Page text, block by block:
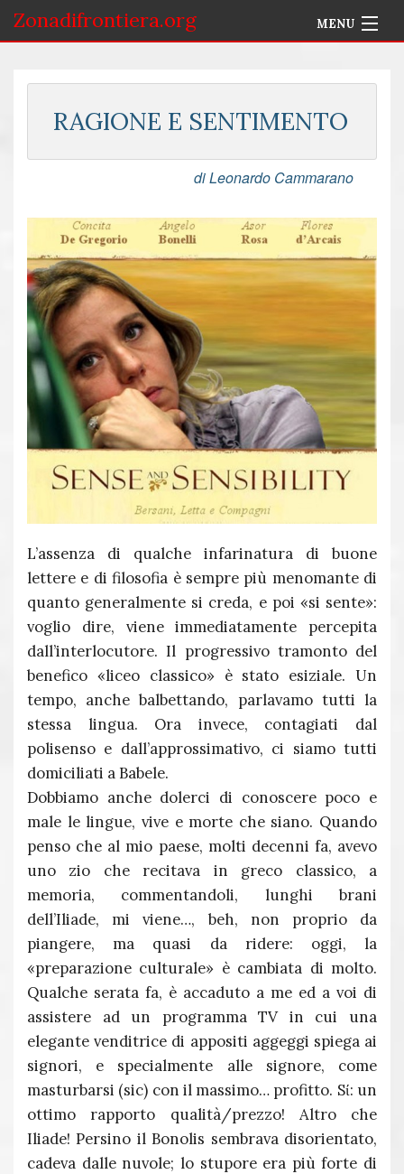
Zonadifrontiera.org MENU
RAGIONE E SENTIMENTO
di Leonardo Cammarano
L’assenza di qualche infarinatura di buone
lettere e di filosofia è sempre più menomante di
quanto generalmente si creda, e poi «si sente»:
voglio dire, viene immediatamente percepita
dall’interlocutore. Il progressivo tramonto del
benefico «liceo classico» è stato esiziale. Un
tempo, anche balbettando, parlavamo tutti la
stessa lingua. Ora invece, contagiati dal
polisenso e dall’approssimativo, ci siamo tutti
domiciliati a Babele.
Dobbiamo anche dolerci di conoscere poco e
male le lingue, vive e morte che siano. Quando
penso che al mio paese, molti decenni fa, avevo
uno zio che recitava in greco classico, a
memoria, commentandoli, lunghi brani
dell’Iliade, mi viene…, beh, non proprio da
piangere, ma quasi da ridere: oggi, la
«preparazione culturale» è cambiata di molto.
Qualche serata fa, è accaduto a me ed a voi di
assistere ad un programma TV in cui una
elegante venditrice di appositi aggeggi spiega ai
signori, e specialmente alle signore, come
masturbarsi (sic) con il massimo… profitto. Sί: un
ottimo rapporto qualità/prezzo! Altro che
Iliade! Persino il Bonolis sembrava disorientato,
cadeva dalle nuvole; lo stupore era più forte di